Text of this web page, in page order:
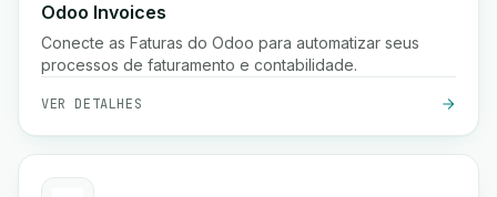
Odoo Invoices
Conecte as Faturas do Odoo para automatizar seus
processos de faturamento e contabilidade.
VER DETALHES